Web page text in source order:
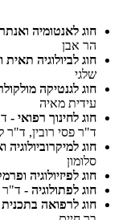
חוג לאנטומיה
הר אבן
חוג לביולוגיה
שלגי
חוג לגנטיקה
עידית מאיה
חוג לחינוך רפואי -
ד"ר פסי רובין, ד"ר
חוג למיקרוביולוגיה
סלומון
חוג לפיזיולוגיה
חוג לפתולוגיה - ד"ר
חוג לרפואה